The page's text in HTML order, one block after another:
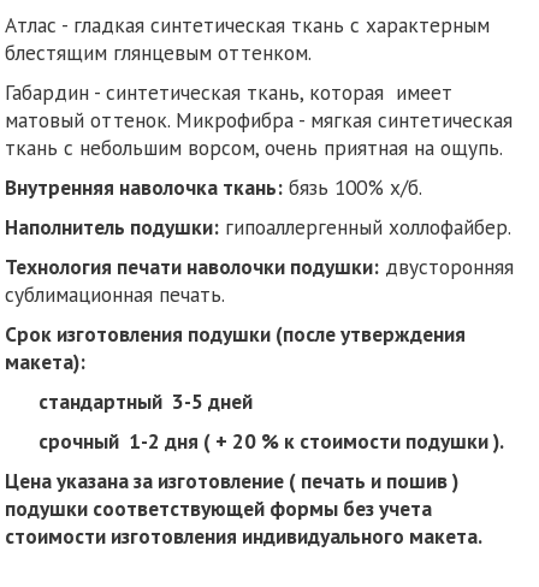
Атлас - гладкая синтетическая ткань с характерным
блестящим глянцевым оттенком.
Габардин - синтетическая ткань, которая имеет
матовый оттенок. Микрофибра - мягкая синтетическая
ткань с небольшим ворсом, очень приятная на ощупь.
Внутренняя наволочка ткань: бязь 100% х/б.
Наполнитель подушки: гипоаллергенный холлофайбер.
Технология печати наволочки подушки: двусторонняя
сублимационная печать.
Срок изготовления подушки (после утверждения
макета):
стандартный 3-5 дней
срочный 1-2 дня ( + 20 % к стоимости подушки ).
Цена указана за изготовление ( печать и пошив )
подушки соответствующей формы без учета
стоимости изготовления индивидуального макета.